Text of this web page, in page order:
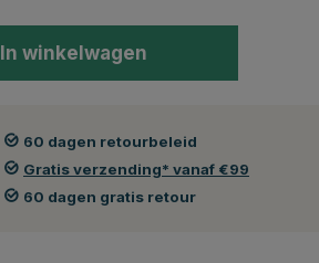
In winkelwagen
60 dagen retourbeleid
Gratis verzending* vanaf €99
60 dagen gratis retour